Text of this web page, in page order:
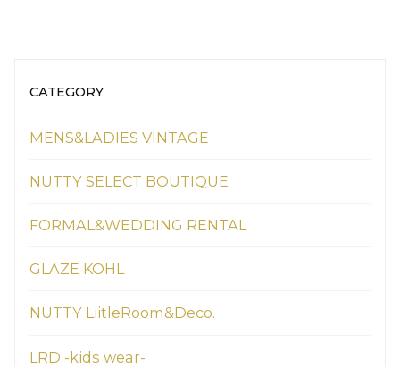
CATEGORY
MENS&LADIES VINTAGE
NUTTY SELECT BOUTIQUE
FORMAL&WEDDING RENTAL
GLAZE KOHL
NUTTY LiitleRoom&Deco.
LRD -kids wear-